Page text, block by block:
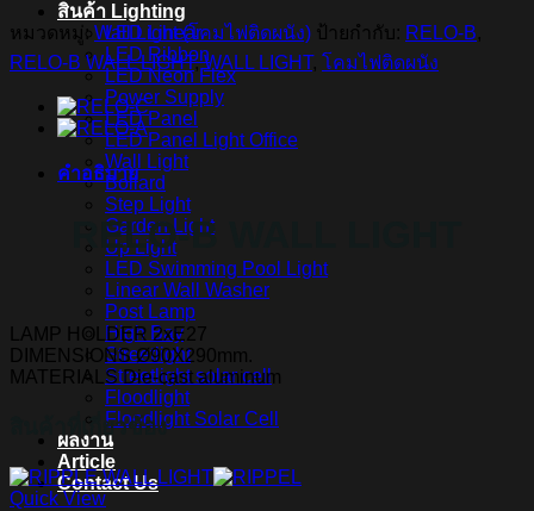
สินค้า Lighting
LED Linear
LED Ribbon
LED Neon Flex
Power Supply
LED Panel
LED Panel Light Office
Wall Light
Bollard
Step Light
Garden Light
Up Light
LED Swimming Pool Light
Linear Wall Washer
Post Lamp
High Bay
Streetlight
Streetlight solar cell
Floodlight
Floodlight Solar Cell
ผลงาน
Article
Contact Us
หมวดหมู่: Wall Light (โคมไฟติดผนัง) ป้ายกำกับ: RELO-B,
RELO-B WALL LIGHT,WALL LIGHT, โคมไฟติดผนัง
คำอธิบาย
RELO-B WALL LIGHT
LAMP HOLDER 2xE27
DIMENSIONS Ø90X290mm.
MATERIALS Die-cast aluminum
สินค้าที่เกี่ยวข้อง
Quick View